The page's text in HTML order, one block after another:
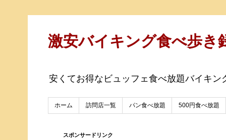
激安バイキング食べ歩き
安くてお得なビュッフェ食べ放題バイキン
ホーム 訪問店一覧 パン食べ放題 500円食べ放題
スポンサードリンク